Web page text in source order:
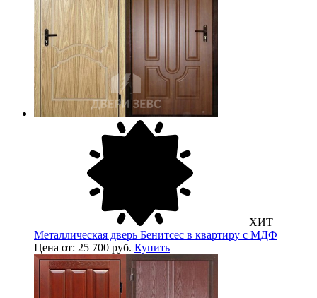
ХИТ
Металлическая дверь Бенитсес в квартиру с МДФ
Цена от: 25 700 руб. Купить